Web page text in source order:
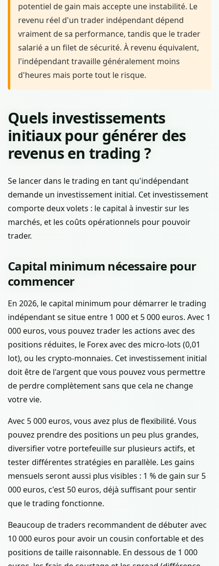
potentiel de gain mais accepte une instabilité. Le
revenu réel d'un trader indépendant dépend
vraiment de sa performance, tandis que le trader
salarié a un filet de sécurité. À revenu équivalent,
l'indépendant travaille généralement moins
d'heures mais porte tout le risque.
Quels investissements
initiaux pour générer des
revenus en trading ?
Se lancer dans le trading en tant qu'indépendant
demande un investissement initial. Cet investissement
comporte deux volets : le capital à investir sur les
marchés, et les coûts opérationnels pour pouvoir
trader.
Capital minimum nécessaire pour
commencer
En 2026, le capital minimum pour démarrer le trading
indépendant se situe entre 1 000 et 5 000 euros. Avec 1
000 euros, vous pouvez trader les actions avec des
positions réduites, le Forex avec des micro-lots (0,01
lot), ou les crypto-monnaies. Cet investissement initial
doit être de l'argent que vous pouvez vous permettre
de perdre complètement sans que cela ne change
votre vie.
Avec 5 000 euros, vous avez plus de flexibilité. Vous
pouvez prendre des positions un peu plus grandes,
diversifier votre portefeuille sur plusieurs actifs, et
tester différentes stratégies en parallèle. Les gains
mensuels seront aussi plus visibles : 1 % de gain sur 5
000 euros, c'est 50 euros, déjà suffisant pour sentir
que le trading fonctionne.
Beaucoup de traders recommandent de débuter avec
10 000 euros pour avoir un cousin confortable et des
positions de taille raisonnable. En dessous de 1 000